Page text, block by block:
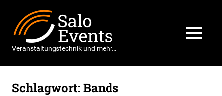
springen
Veranstaltungstechnik und mehr…
MENÜ
Schlagwort:Bands